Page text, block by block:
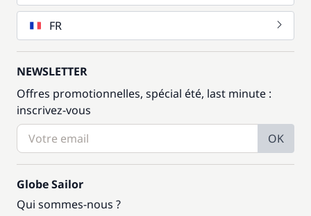
FR
NEWSLETTER
Offres promotionnelles, spécial été, last minute :
inscrivez-vous
OK
Globe Sailor
Qui sommes-nous ?